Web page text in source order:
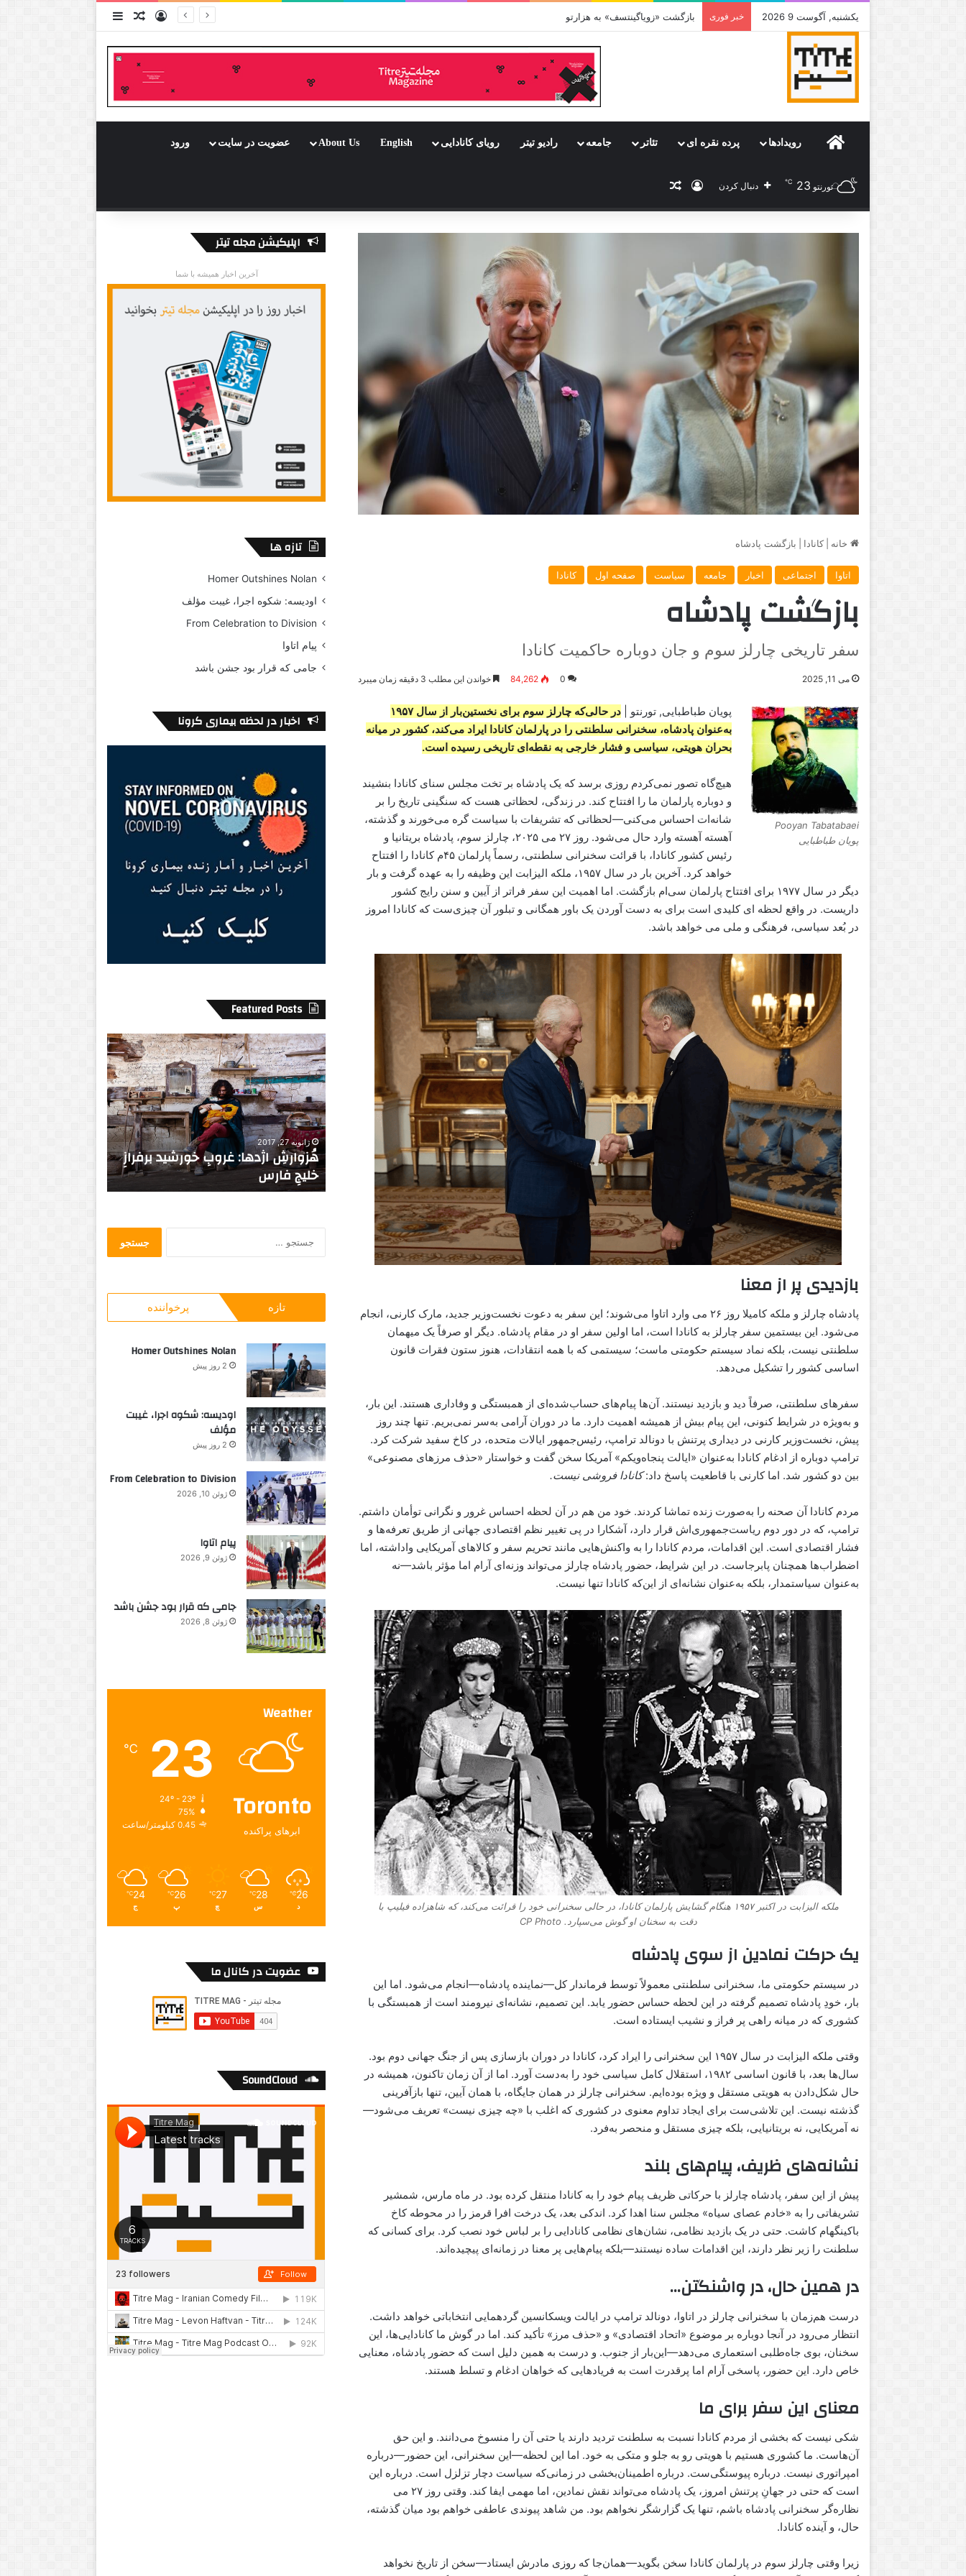
یکشنبه, آگوست 9 2026 خبر فوری بازگشت «زویاگینتسف» به هزارتو ورودنوشته تصادفی
سایدبار
Homeرویدادها پرده نقره ای تئاتر جامعه رادیو تیتر رویای کانادایی English
About Us عضویت در سایت ورود
تورنتو 23
℃ دنبال کردن ورود
خانه کانادا بازگشت پادشاه
اتاوا اجتماعی اخبار جامعه سیاست صفحه اول کانادا
بازگشت پادشاه
سفر تاریخی چارلز سوم و جان دوباره حاکمیت کانادا
می 11, 2025 0
84,262 خواندن این مطلب 3 دقیقه زمان میبرد
Pooyan Tabatabaei
پویان طباطبایی
پویان طباطبایی, تورنتو |
در حالی‌که چارلز سوم برای نخستین‌بار از سال ۱۹۵۷
به‌عنوان پادشاه، سخنرانی سلطنتی را در پارلمان کانادا ایراد می‌کند، کشور در میانه
بحران هویتی، سیاسی و فشار خارجی به نقطه‌ای تاریخی رسیده است.
هیچ‌گاه تصور نمی‌کردم روزی برسد که یک پادشاه بر تخت مجلس سنای کانادا بنشیند
و دوباره پارلمان ما را افتتاح کند. در زندگی، لحظاتی هست که سنگینی تاریخ را بر
شانه‌ات احساس می‌کنی—لحظاتی که تشریفات با سیاست گره می‌خورند و گذشته،
آهسته آهسته وارد حال می‌شود. روز ۲۷ می ۲۰۲۵، چارلز سوم، پادشاه بریتانیا و
رئیس کشور کانادا، با قرائت سخنرانی سلطنتی، رسماً پارلمان ۴۵م کانادا را افتتاح
خواهد کرد. آخرین بار در سال ۱۹۵۷، ملکه الیزابت این وظیفه را به عهده گرفت و بار
دیگر در سال ۱۹۷۷ برای افتتاح پارلمان سی‌ام بازگشت. اما اهمیت این سفر فراتر از آیین و سنن رایج کشور
داریست. در واقع لحظه ای کلیدی است برای به دست آوردن یک باور همگانی و تبلور آن چیزی‌ست که کانادا امروز
در بُعد سیاسی، فرهنگی و ملی می خواهد باشد.
بازدیدی پر از معنا
پادشاه چارلز و ملکه کامیلا روز ۲۶ می وارد اتاوا می‌شوند؛ این سفر به دعوت نخست‌وزیر جدید، مارک کارنی، انجام
می‌شود. این بیستمین سفر چارلز به کانادا است، اما اولین سفر او در مقام پادشاه. دیگر او صرفاً یک میهمان
سلطنتی نیست، بلکه نماد سیستم حکومتی ماست؛ سیستمی که با همه انتقادات، هنوز ستون فقرات قانون
اساسی کشور را تشکیل می‌دهد.
سفرهای سلطنتی، صرفاً دید و بازدید نیستند. آن‌ها پیام‌های حساب‌شده‌ای از همبستگی و وفاداری هستند. این بار،
و به‌ویژه در شرایط کنونی، این پیام بیش از همیشه اهمیت دارد. ما در دوران آرامی به‌سر نمی‌بریم. تنها چند روز
پیش، نخست‌وزیر کارنی در دیداری پرتنش با دونالد ترامپ، رئیس‌جمهور ایالات متحده، در کاخ سفید شرکت کرد.
ترامپ دوباره از ادغام کانادا به‌عنوان «ایالت پنجاه‌و‌یکم» آمریکا سخن گفت و خواستار «حذف مرزهای مصنوعی»
بین دو کشور شد. اما کارنی با قاطعیت پاسخ داد:کانادا فروشی نیست.
مردم کانادا آن صحنه را به‌صورت زنده تماشا کردند. خود من هم در آن لحظه احساس غرور و نگرانی توأمان داشتم.
ترامپ، که در دور دوم ریاست‌جمهوری‌اش قرار دارد، آشکارا در پی تغییر نظم اقتصادی جهانی از طریق تعرفه‌ها و
فشار اقتصادی است. این اقدامات، مردم کانادا را به واکنش‌هایی مانند تحریم سفر و کالاهای آمریکایی واداشته، اما
اضطراب‌ها همچنان پابرجاست. در این شرایط، حضور پادشاه چارلز می‌تواند وزنه‌ای آرام اما مؤثر باشد—نه
به‌عنوان سیاستمدار، بلکه به‌عنوان نشانه‌ای از این‌که کانادا تنها نیست.
ملکه الیزابت در اکتبر ۱۹۵۷ هنگام گشایش پارلمان کانادا، در حالی‌ سخنرانی خود را قرائت می‌کند، که شاهزاده فیلیپ با
دقت به سخنان او گوش می‌سپارد. CP Photo
یک حرکت نمادین از سوی پادشاه
در سیستم حکومتی ما، سخنرانی سلطنتی معمولاً توسط فرماندار کل—نماینده پادشاه—انجام می‌شود. اما این
بار، خودِ پادشاه تصمیم گرفته در این لحظه حساس حضور یابد. این تصمیم، نشانه‌ای نیرومند است از همبستگی با
کشوری که در میانه‌ راهی پر فراز و نشیب ایستاده است.
وقتی ملکه الیزابت در سال ۱۹۵۷ این سخنرانی را ایراد کرد، کانادا در دوران بازسازی پس از جنگ جهانی دوم بود.
سال‌ها بعد، با قانون اساسی ۱۹۸۲، استقلال کامل سیاسی خود را به‌دست آورد. اما از آن زمان تاکنون، همیشه در
حال شکل‌دادن به هویتی مستقل و ویژه بوده‌ایم. سخنرانی چارلز در همان جایگاه، با همان آیین، تنها بازآفرینی
گذشته نیست. این تلاشی‌ست برای ایجاد تداوم معنوی در کشوری که اغلب با «چه چیزی نیست» تعریف می‌شود—
نه آمریکایی، نه بریتانیایی، بلکه چیزی مستقل و منحصر به‌فرد.
نشانه‌های ظریف، پیام‌های بلند
پیش از این سفر، پادشاه چارلز با حرکاتی ظریف پیام خود را به کانادا منتقل کرده بود. در ماه مارس، شمشیر
تشریفاتی را به «خادم عصای سیاه» مجلس سنا اهدا کرد. اندکی بعد، یک درخت افرا قرمز را در محوطه کاخ
باکینگهام کاشت. حتی در یک بازدید نظامی، نشان‌های نظامی کانادایی را بر لباس خود نصب کرد. برای کسانی که
سلطنت را زیر نظر دارند، این اقدامات ساده نیستند—بلکه پیام‌هایی پر معنا در زمانه‌ای پیچیده‌اند.
در همین حال، در واشنگتن…
درست هم‌زمان با سخنرانی چارلز در اتاوا، دونالد ترامپ در ایالت ویسکانسین گردهمایی انتخاباتی خواهد داشت.
انتظار می‌رود در آنجا دوباره بر موضوع «اتحاد اقتصادی» و «حذف مرز» تأکید کند. اما در گوش ما کانادایی‌ها، این
سخنان، بوی جاه‌طلبی استعماری می‌دهد—این‌بار از جنوب. و درست به همین دلیل است که حضور پادشاه، معنایی
خاص دارد. این حضور، پاسخی آرام اما پرقدرت است به فریادهایی که خواهان ادغام و تسلط هستند.
معنای این سفر برای ما
شکی نیست که بخشی از مردم کانادا نسبت به سلطنت تردید دارند یا حتی آن را منسوخ می‌دانند. و این حق
آن‌هاست. ما کشوری هستیم با هویتی رو به جلو و متکی به خود. اما این لحظه—این سخنرانی، این حضور—درباره
امپراتوری نیست. درباره پیوستگی‌ست. درباره اطمینان‌بخشی در زمانی‌که سیاست دچار تزلزل است. درباره این
است که حتی در جهانِ پرتنش امروز، یک پادشاه می‌تواند نقش نمادین، اما مهمی ایفا کند. وقتی روز ۲۷ می
نظاره‌گر سخنرانی پادشاه باشم، تنها یک گزارشگر نخواهم بود. من شاهد پیوندی عاطفی خواهم بود میان گذشته،
حال، و آینده کانادا.
زیرا وقتی چارلز سوم در پارلمان کانادا سخن بگوید—همان‌جا که روزی مادرش ایستاد—سخن از تاریخ نخواهد
اپلیکیشن مجله تیتر
آخرین اخبار همیشه با شما
تازه ها
Homer Outshines Nolan
اودیسه: شکوه اجرا، غیبت مؤلف
From Celebration to Division
پیام اتاوا
جامی که قرار بود جشن باشد
اخبار در لحظه بیماری کرونا
Featured Posts
ALL THESE SLEEPLESS
چ
خ
ک
ا
ن
ا
د
ا
د
ر
ذ
ش
ت
می 17, 2024
چخوف کانادا درگذشت
هُ
شِ
ا
بِ
ر
ش
ی
ف
ر
ا
زِ
خ
جِ
ر
س
هُزوارشِ اژدها: غروبِ خورشید برفرازِ
خلیجِ فارس
م
و
ج
ن
و
ی
س
ن
م
ا
دسامبر 6, 2020
موج نوی سینمای عرب
و
ب
ر
ی
تازه پرخواننده
Homer Outshines Nolan
2 روز پیش
اودیسه: شکوه اجرا، غیبت
مؤلف
2 روز پیش
From Celebration to Division
ژوئن 10, 2026
پیام اتاوا
ژوئن 9, 2026
جامی که قرار بود جشن باشد
ژوئن 8, 2026
Weather
Toronto
ابرهای پراکنده
23
℃
24º - 23º
75%
0.45 کیلومتر/ساعت
26
℃
د
28
℃
س
27
℃
چ
26
℃
پ
24
℃
ج
عضویت در کانال ما
SoundCloud